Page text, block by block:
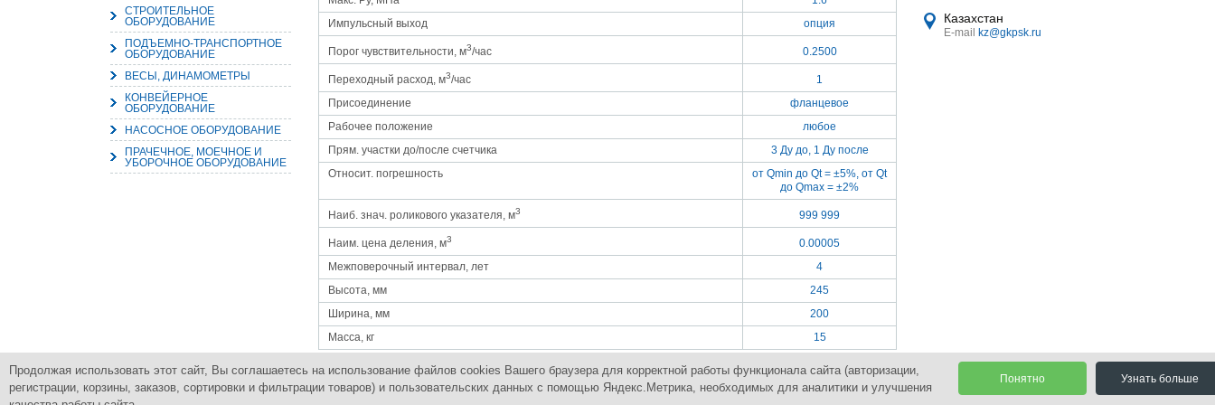
СТРОИТЕЛЬНОЕ
ОБОРУДОВАНИЕ
ПОДЪЕМНО-ТРАНСПОРТНОЕ
ОБОРУДОВАНИЕ
ВЕСЫ, ДИНАМОМЕТРЫ
КОНВЕЙЕРНОЕ
ОБОРУДОВАНИЕ
НАСОСНОЕ ОБОРУДОВАНИЕ
ПРАЧЕЧНОЕ, МОЕЧНОЕ И
УБОРОЧНОЕ ОБОРУДОВАНИЕ
Импульсный выход
опция
Порог чувствительности, м3/час 0.2500
Переходный расход, м3/час
1
Присоединение
фланцевое
Рабочее положение
любое
Прям. участки до/после счетчика
3 Ду до, 1 Ду после
Относит. погрешность
от Qmin до Qt = ±5%, от Qt
до Qmax = ±2%
Наиб. знач. роликового указателя, м3 999 999
Наим. цена деления, м3
0.00005
Межповерочный интервал, лет
4
Высота, мм
245
Ширина, мм
200
Масса, кг
15
Казахстан
E-mail kz@gkpsk.ru
Группа Компаний
ПромСнабКомплект
Комплексное снабжение промышленным оборудованием Контакты Карта сайта Политика и согласие на обработку персональных данных
Продолжая использовать этот сайт, Вы соглашаетесь на использование файлов cookies Вашего браузера для корректной работы функционала сайта (авторизации,
регистрации, корзины, заказов, сортировки и фильтрации товаров) и пользовательских данных с помощью Яндекс.Метрика, необходимых для аналитики и улучшения
Понятно Узнать больше